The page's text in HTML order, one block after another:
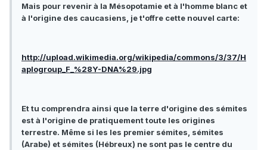
Mais pour revenir à la Mésopotamie et à l'homme blanc et
à l'origine des caucasiens, je t'offre cette nouvel carte:
http://upload.wikimedia.org/wikipedia/commons/3/37/H
aplogroup_F_%28Y-DNA%29.jpg
Et tu comprendra ainsi que la terre d'origine des sémites
est à l'origine de pratiquement toute les origines
terrestre. Même si les les premier sémites, sémites
(Arabe) et sémites (Hébreux) ne sont pas le centre du